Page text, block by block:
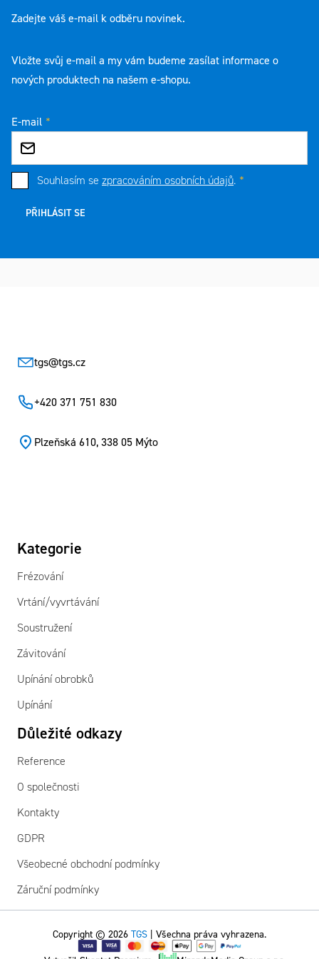
Zadejte váš e-mail k odběru novinek.
Vložte svůj e-mail a my vám budeme zasílat informace o
nových produktech na našem e-shopu.
E-mail
Souhlasím se zpracováním osobních údajů.
PŘIHLÁSIT SE
tgs@tgs.cz
+420 371 751 830
Plzeňská 610, 338 05 Mýto
Kategorie
Frézování
Vrtání/vyvrtávání
Soustružení
Závitování
Upínání obrobků
Upínání
Důležité odkazy
Reference
O společnosti
Kontakty
GDPR
Všeobecné obchodní podmínky
Záruční podmínky
Copyright © 2026 TGS | Všechna práva vyhrazena.